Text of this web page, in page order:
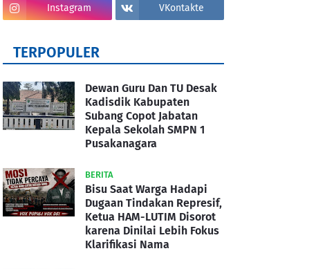
Instagram VKontakte
TERPOPULER
Dewan Guru Dan TU Desak
Kadisdik Kabupaten
Subang Copot Jabatan
Kepala Sekolah SMPN 1
Pusakanagara
BERITA
Bisu Saat Warga Hadapi
Dugaan Tindakan Represif,
Ketua HAM-LUTIM Disorot
karena Dinilai Lebih Fokus
Klarifikasi Nama